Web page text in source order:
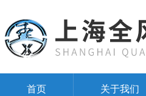
首页 关于我们